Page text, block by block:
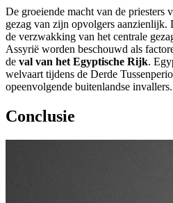
De groeiende macht van de priesters
gezag van zijn opvolgers aanzienlijk.
de verzwakking van het centrale
Assyrië worden beschouwd als
de val van het Egyptische Rijk.
welvaart tijdens de Derde
opeenvolgende buitenlandse invallers.
Conclusie